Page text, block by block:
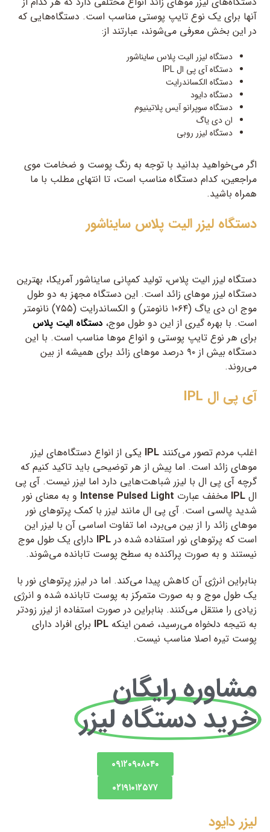
آنها برای یک نوع تایپ پوستی مناسب است. دستگاه‌هایی که
در این بخش معرفی می‌شوند، عبارتند از:
دستگاه لیزر الیت پلاس سایناشور
دستگاه آی پی ال IPL
دستگاه الکساندرایت
دستگاه دایود
دستگاه سوپرانو آیس پلاتینیوم
ان دی یاگ
دستگاه لیزر روبی
اگر می‌خواهید بدانید با توجه به رنگ پوست و ضخامت موی
مراجعین، کدام دستگاه مناسب است، تا انتهای مطلب با ما
همراه باشید.
دستگاه لیزر الیت پلاس سایناشور
دستگاه لیزر الیت پلاس، تولید کمپانی سایناشور آمریکا، بهترین
دستگاه لیزر موهای زائد است. این دستگاه مجهز به دو طول
موج ان دی یاگ (۱۰۶۴ نانومتر) و الکساندرایت (۷۵۵) نانومتر
است. با بهره گیری از این دو طول موج،دستگاه الیت پلاس
برای هر نوع تایپ پوستی و انواع موها مناسب است. با این
دستگاه بیش از ۹۰ درصد موهای زائد برای همیشه از بین
می‌روند.
آی پی ال IPL
اغلب مردم تصور می‌کنندIPL یکی از انواع دستگاه‌های لیزر
موهای زائد است. اما پیش از هر توضیحی باید تاکید کنیم که
گرچه آی پی ال با لیزر شباهت‌هایی دارد اما لیزر نیست. آی پی
الIPL مخفف عبارت Intense Pulsed Light و به معنای نور
شدید پالسی است. آی پی ال مانند لیزر با کمک پرتوهای نور
موهای زائد را از بین می‌برد، اما تفاوت اساسی آن با لیزر این
است که پرتوهای نور استفاده شده درIPL دارای یک طول موج
نیستند و به صورت پراکنده به سطح پوست تابانده می‌شوند.
بنابراین انرژی آن کاهش پیدا می‌کند. اما در لیزر پرتوهای نور با
یک طول موج و به صورت متمرکز به پوست تابانده شده و انرژی
زیادی را منتقل می‌کنند. بنابراین در صورت استفاده از لیزر زودتر
به نتیجه دلخواه می‌رسید، ضمن اینکهIPL برای افراد دارای
پوست تیره اصلا مناسب نیست.
مشاوره رایگان
خرید دستگاه لیزر
۰۹۱۲۰۹۰۸۰۴۰
۰۲۱۹۱۰۱۲۵۷۷
لیزر دایود